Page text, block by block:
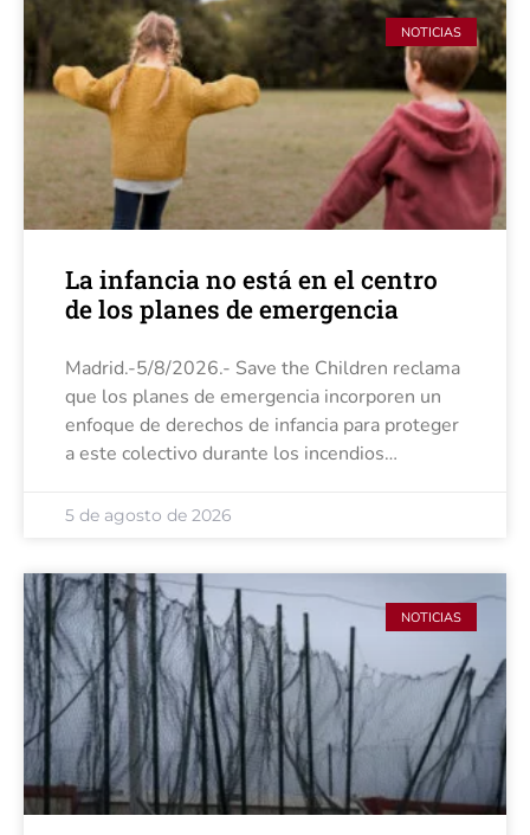
NOTICIAS
La infancia no está en el centro
de los planes de emergencia
Madrid.-5/8/2026.- Save the Children reclama
que los planes de emergencia incorporen un
enfoque de derechos de infancia para proteger
a este colectivo durante los incendios
la organización, estos episodios ponen de
5 de agosto de 2026
NOTICIAS